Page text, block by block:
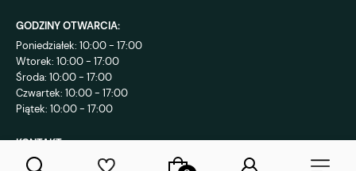
GODZINY OTWARCIA:
Poniedziałek: 10:00 - 17:00
Wtorek: 10:00 - 17:00
Środa: 10:00 - 17:00
Czwartek: 10:00 - 17:00
Piątek: 10:00 - 17:00
KONTAKT:
+48 792 802 839